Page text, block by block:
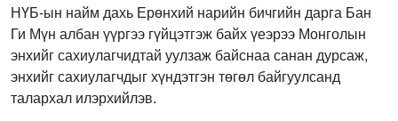
НҮБ-ын найм дахь Ерөнхий нарийн бичгийн дарга Бан
Ги Мүн албан үүргээ гүйцэтгэж байх үеэрээ Монголын
энхийг сахиулагчидтай уулзаж байснаа санан дурсаж,
энхийг сахиулагчдыг хүндэтгэн төгөл байгуулсанд
талархал илэрхийлэв.